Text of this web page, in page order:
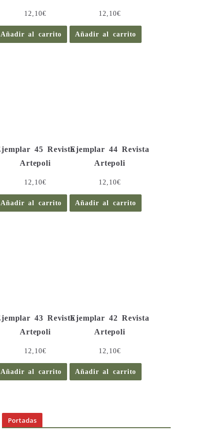
12,10€
Añadir al carrito
12,10€
Añadir al carrito
45 Revista
Artepoli
12,10€
Añadir al carrito
Ejemplar 44 Revista
Artepoli
12,10€
Añadir al carrito
43 Revista
Artepoli
12,10€
Añadir al carrito
Ejemplar 42 Revista
Artepoli
12,10€
Añadir al carrito
Portadas